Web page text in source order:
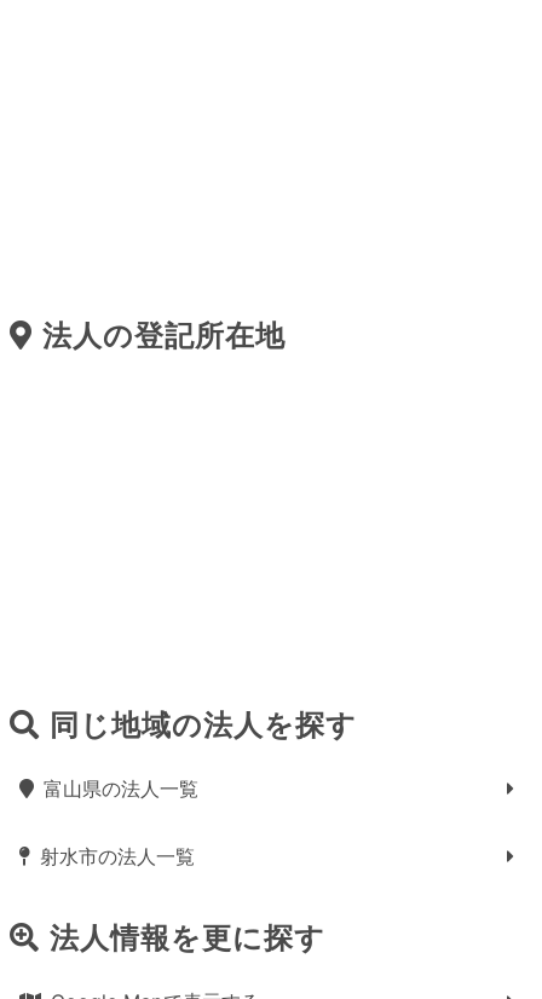
法人の登記所在地
同じ地域の法人を探す
富山県の法人一覧
射水市の法人一覧
法人情報を更に探す